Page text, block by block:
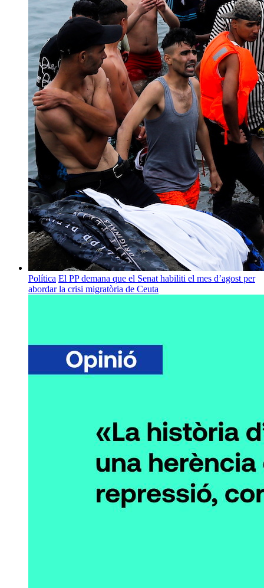
Política El PP demana que el Senat habiliti el mes d’agost per
abordar la crisi migratòria de Ceuta